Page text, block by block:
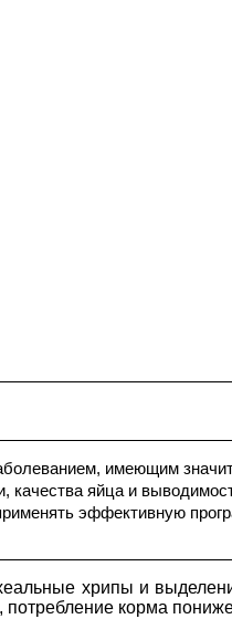
имеющим
качества яйца и
эффективную
хрипы и
корма